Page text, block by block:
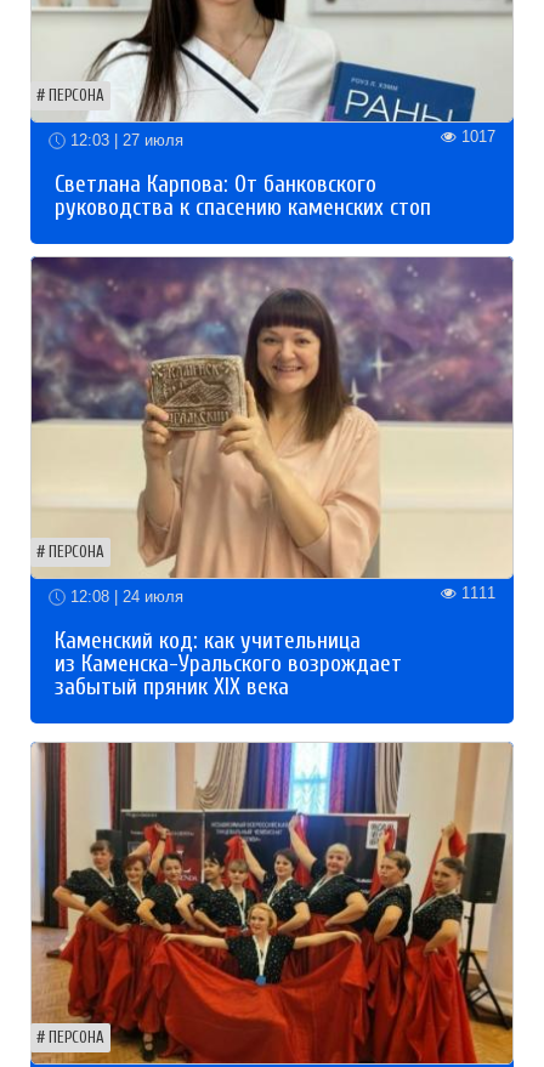
ПЕРСОНА
12:03 | 27 июля 1017
Светлана Карпова: От банковского
руководства к спасению каменских стоп
ПЕРСОНА
12:08 | 24 июля 1111
Каменский код: как учительница
из Каменска-Уральского возрождает
забытый пряник XIX века
ПЕРСОНА